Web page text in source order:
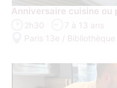
Anniversaire cuisine ou
2h30
7 à 13 ans
Paris 13e /